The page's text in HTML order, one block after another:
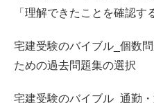
「理解できたことを確認す
宅建受験のバイブル_個数
ための過去問題集の選択
宅建受験のバイブル_通勤